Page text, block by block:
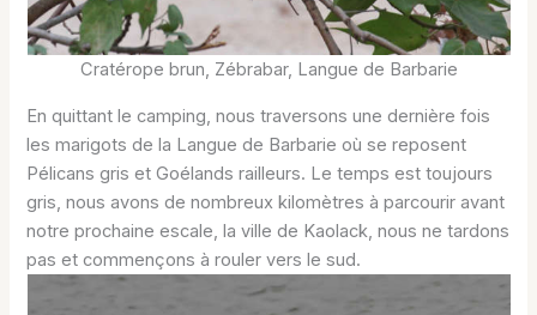
Cratérope brun, Zébrabar, Langue de Barbarie
En quittant le camping, nous traversons une dernière fois
les marigots de la Langue de Barbarie où se reposent
Pélicans gris et Goélands railleurs. Le temps est toujours
gris, nous avons de nombreux kilomètres à parcourir avant
notre prochaine escale, la ville de Kaolack, nous ne tardons
pas et commençons à rouler vers le sud.